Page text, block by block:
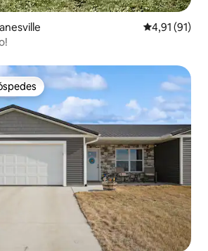
4,91 de uma
4,91 (91)
dos hóspedes